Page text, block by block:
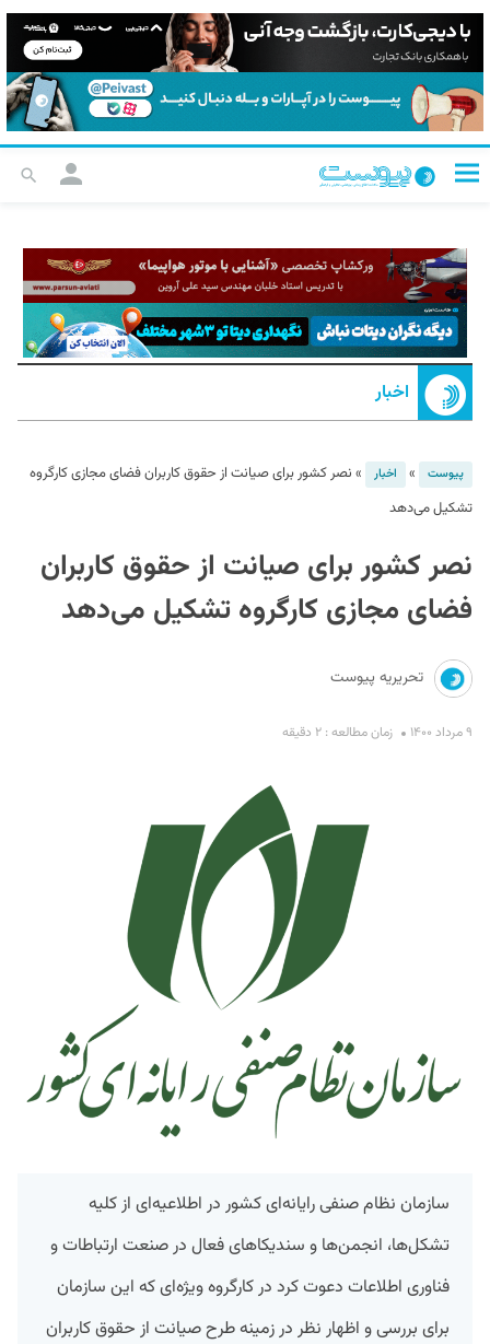
اخبار
پیوست » اخبار » نصر کشور برای صیانت از حقوق کاربران فضای مجازی کارگروه
تشکیل می‌دهد
نصر کشور برای صیانت از حقوق کاربران
فضای مجازی کارگروه تشکیل می‌دهد
تحریریه پیوست
۹ مرداد ۱۴۰۰ زمان مطالعه : ۲ دقیقه
سازمان نظام صنفی رایانه‌ای کشور در اطلاعیه‌ای از کلیه
تشکل‌ها، انجمن‌ها و سندیکاهای فعال در صنعت ارتباطات و
فناوری اطلاعات دعوت کرد در کارگروه ویژه‌ای که این سازمان
برای بررسی و اظهار نظر در زمینه طرح صیانت از حقوق کاربران